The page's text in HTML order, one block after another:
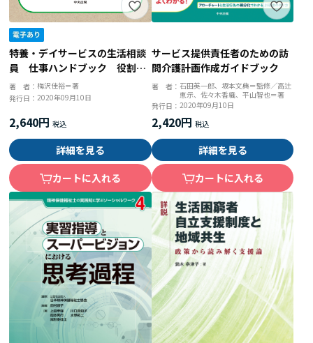
特養・デイサービスの生活相談
員 仕事ハンドブック 役割が
見える、業務の進め方がわかる
著 者：梅沢佳裕＝著
発行日：2020年09月10日
2,640円
詳細を見る
カートに入れる
サービス提供責任者のための訪
問介護計画作成ガイドブック
著 者： 石田英一郎、坂本文典＝監修／高辻
恵示、佐々木香織、平山智也＝著
発行日： 2020年09月10日
2,420円
詳細を見る
カートに入れる